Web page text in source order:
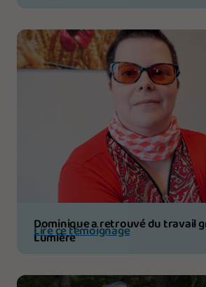
Dominique a retrouvé du travail
Lumière
Lire ce témoignage